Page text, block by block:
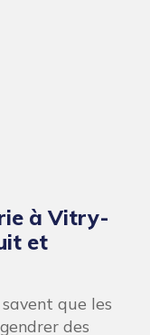
vos travaux.
Vitry-